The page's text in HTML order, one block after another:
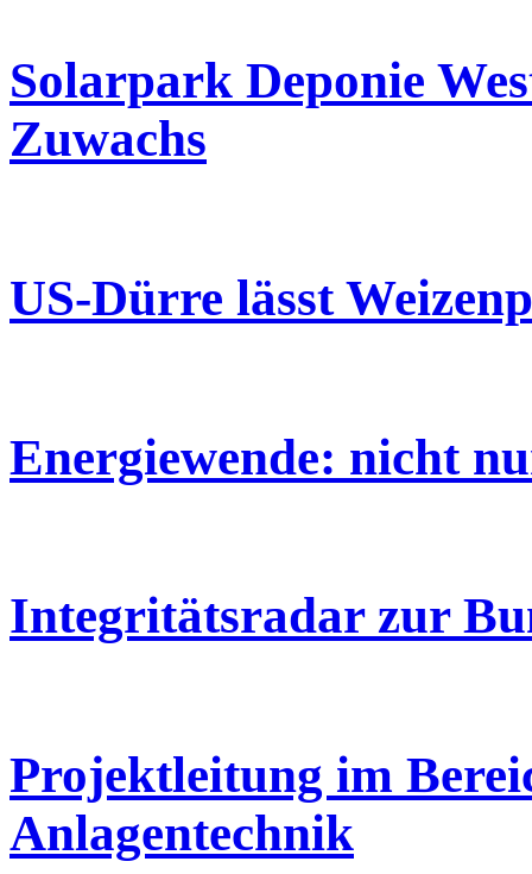
Solarpark Deponie
Zuwachs
US-Dürre lässt
Energiewende: nicht
Integritätsradar zur
Projektleitung im
Anlagentechnik